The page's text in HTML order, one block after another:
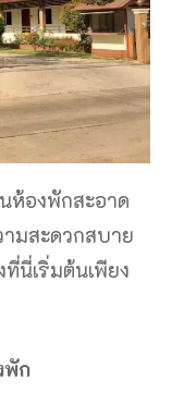
ห้องพักสะอาด
มสะดวกสบาย
นี่เริ่มต้นเพียง
พัก